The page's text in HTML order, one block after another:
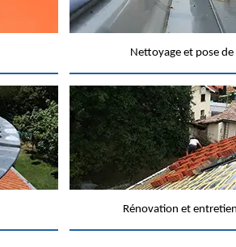
Nettoyage et pose
Rénovation et